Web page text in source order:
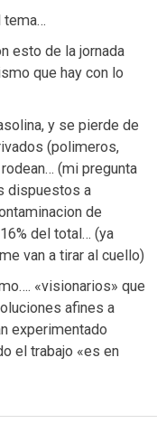
tema…
esto de la jornada
que hay con lo
y se pierde de
(polimeros,
(mi pregunta
dispuestos a
de
del total… (ya
van a tirar al cuello)
«visionarios» que
afines a
experimentado
el trabajo «es en